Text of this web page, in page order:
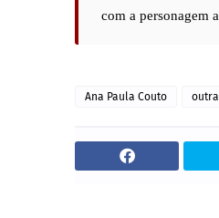
com a personagem
Ana Paula Couto